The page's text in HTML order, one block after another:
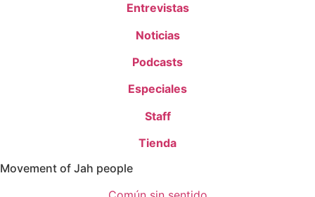
Entrevistas
Noticias
Podcasts
Especiales
Staff
Tienda
Movement of Jah people